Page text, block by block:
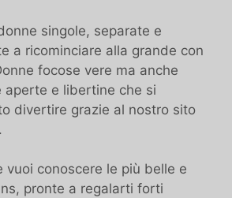
singole, separate e
a ricominciare alla grande con
focose vere ma anche
aperte e libertine che si
divertire grazie al nostro sito
vuoi conoscere le più belle e
pronte a regalarti forti